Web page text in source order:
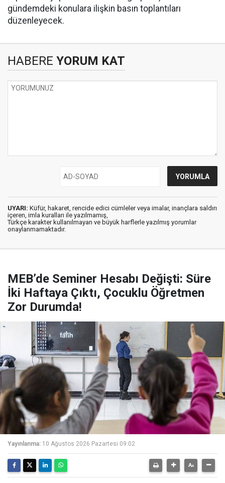
gündemdeki konulara ilişkin basın toplantıları
düzenleyecek.
HABERE YORUM KAT
UYARI: Küfür, hakaret, rencide edici cümleler veya imalar, inançlara saldırı
içeren, imla kuralları ile yazılmamış,
Türkçe karakter kullanılmayan ve büyük harflerle yazılmış yorumlar
onaylanmamaktadır.
MEB’de Seminer Hesabı Değişti: Süre
İki Haftaya Çıktı, Çocuklu Öğretmen
Zor Durumda!
Yayınlanma: 10 Ağustos 2026 Pazartesi 09:02